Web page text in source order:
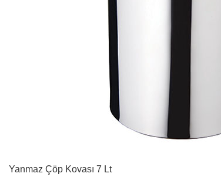
Yanmaz Çöp Kovası 7 Lt